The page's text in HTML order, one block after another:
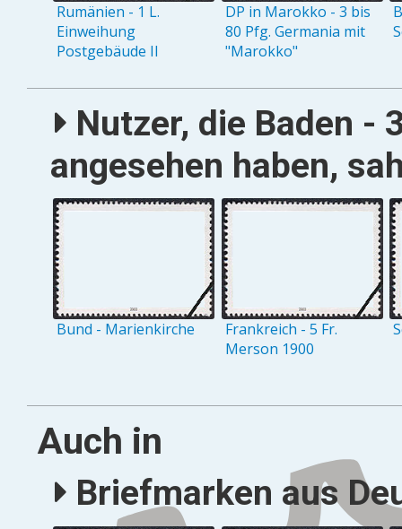
Rumänien - 1 L.
Einweihung
Postgebäude II
DP in Marokko - 3 bis
80 Pfg. Germania mit
"Marokko"
Nutzer, die Baden -
angesehen haben,
Bund - Marienkirche
Frankreich - 5 Fr.
Merson 1900
Auch in
Briefmarken aus